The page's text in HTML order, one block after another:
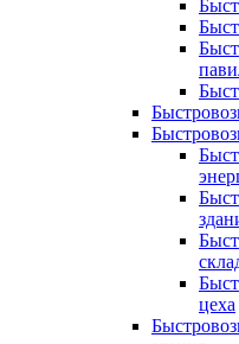
цеха